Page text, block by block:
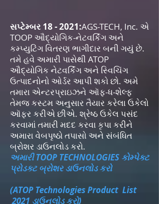
સપ્ટેમ્બર 18 - 2021:AGS-TECH, Inc. એ
TOOP ઔદ્યોગિક-નેટવર્કિંગ અને
કમ્પ્યુટિંગ વિતરણ ભાગીદાર બની ગયું છે.
તમે હવે અમારી પાસેથી ATOP
ઔદ્યોગિક નેટવર્કિંગ અને સ્વિચિંગ
ઉત્પાદનોનો ઓર્ડર આપી શકો છો. અમે
તમારા એન્ટરપ્રાઇઝને ઑફ-ધ-શેલ્ફ
તેમજ કસ્ટમ અનુસાર તૈયાર કરેલા ઉકેલો
ઑફર કરીએ છીએ. શ્રેષ્ઠ ઉકેલ પસંદ
કરવામાં તમારી મદદ કરવા કૃપા કરીને
અમારા વેબપૃષ્ઠો તપાસો અને સંબંધિત
બ્રોશર ડાઉનલોડ કરો.
અમારી TOOP TECHNOLOGIES કોમ્પેક્ટ
પ્રોડક્ટ બ્રોશર ડાઉનલોડ કરો
(ATOP Technologies Product List
2021 ડાઉનલોડ કરો)